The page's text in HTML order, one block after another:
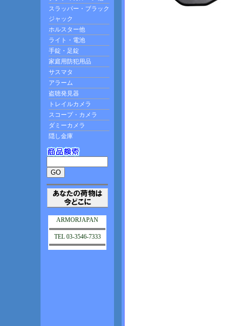
ARMORJAPAN
TEL 03-3546-7333